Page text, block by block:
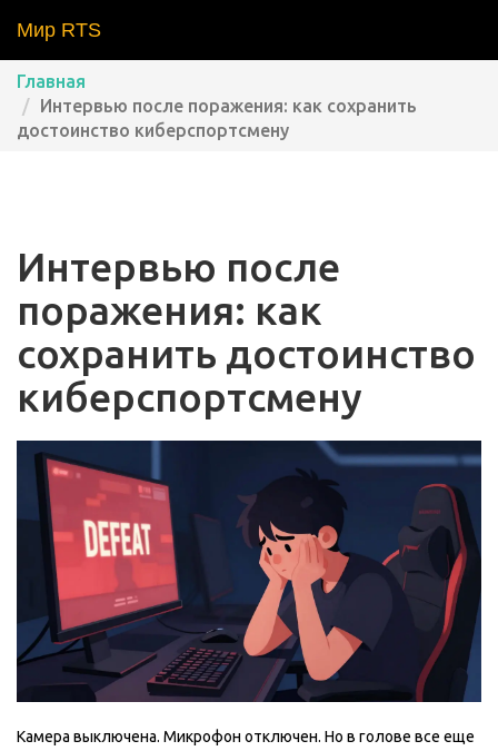
Мир RTS
Главная
Интервью после поражения: как сохранить
достоинство киберспортсмену
Интервью после
поражения: как
сохранить достоинство
киберспортсмену
Камера выключена. Микрофон отключен. Но в голове все еще